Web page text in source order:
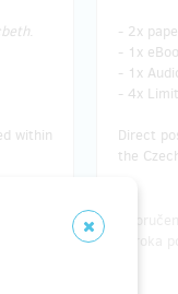
.
within
štvrť
- 2x
- 1x
- 1x
- 4x
Direct
the